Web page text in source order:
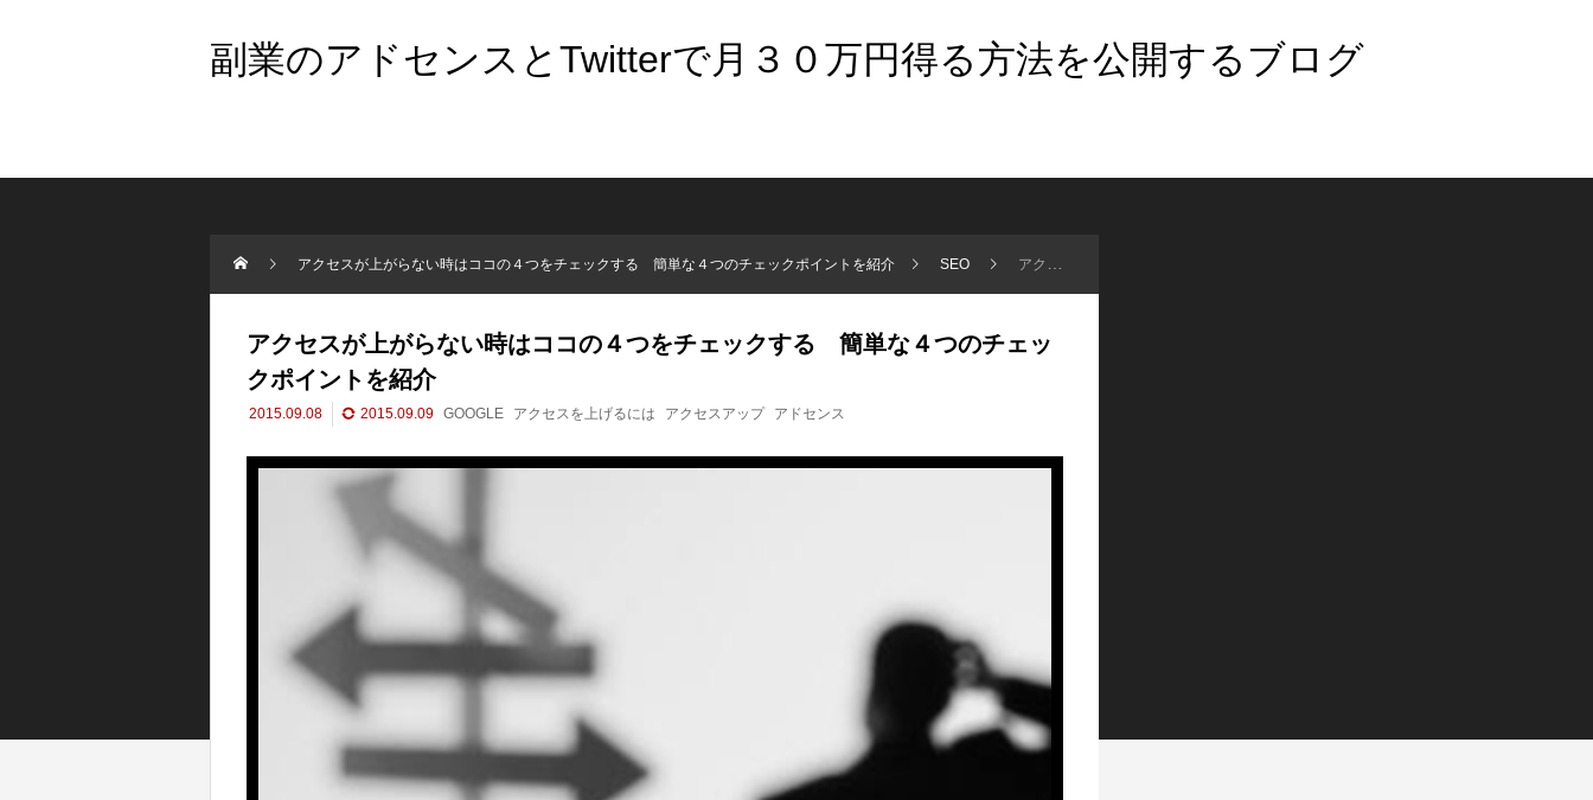
副業のアドセンスとTwitterで月３０万円得る方法を公開するブログ
アクセスが上がらない時はココの４つをチェックする 簡単な４つのチェックポイントを紹介 SEO アクセスが上がらない時はココの４つをチェックする 簡単な４つのチェックポイントを紹介
アクセスが上がらない時はココの４つをチェックする 簡単な４つのチェッ
クポイントを紹介
2015.09.08 2015.09.09 GOOGLE アクセスを上げるには アクセスアップ アドセンス